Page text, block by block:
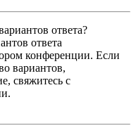
ответа?
ответа
конференции. Если
вариантов,
свяжитесь с